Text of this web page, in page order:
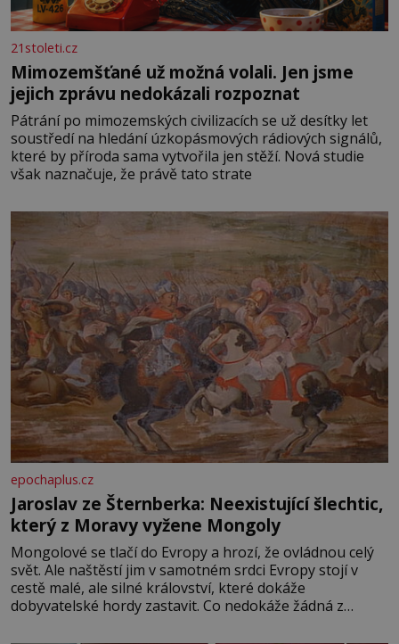
21stoleti.cz
Mimozemšťané už možná volali. Jen jsme
jejich zprávu nedokázali rozpoznat
Pátrání po mimozemských civilizacích se už desítky let
soustředí na hledání úzkopásmových rádiových signálů,
které by příroda sama vytvořila jen stěží. Nová studie
však naznačuje, že právě tato strate
epochaplus.cz
Jaroslav ze Šternberka: Neexistující šlechtic,
který z Moravy vyžene Mongoly
Mongolové se tlačí do Evropy a hrozí, že ovládnou celý
svět. Ale naštěstí jim v samotném srdci Evropy stojí v
cestě malé, ale silné království, které dokáže
dobyvatelské hordy zastavit. Co nedokáže žádná z